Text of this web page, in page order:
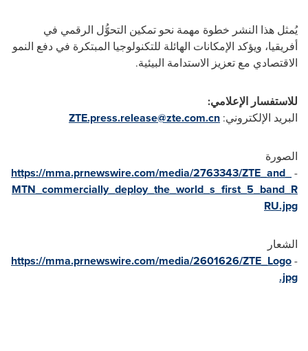
يُمثل هذا النشر خطوة مهمة نحو تمكين التحوُّل الرقمي في
أفريقيا، ويؤكد الإمكانات الهائلة للتكنولوجيا المبتكرة في دفع النمو
الاقتصادي مع تعزيز الاستدامة البيئية.
للاستفسار الإعلامي:
البريد الإلكتروني: ZTE.press.release@zte.com.cn
الصورة
-
https://mma.prnewswire.com/media/2763343/ZTE_and_
MTN_commercially_deploy_the_world_s_first_5_band_R
RU.jpg
الشعار
-
https://mma.prnewswire.com/media/2601626/ZTE_Logo
.jpg